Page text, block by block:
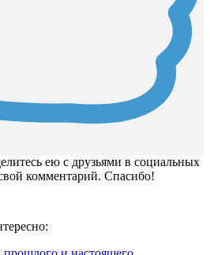
ею с друзьями в социальных
комментарий. Спасибо!